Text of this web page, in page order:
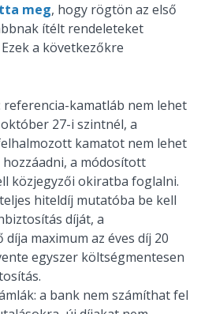
meg, hogy rögtön az első
ítélt rendeleteket
a következőkre
referencia-kamatláb nem lehet
27-i szintnél, a
kamatot nem lehet
a módosított
közjegyzői okiratba foglalni.
hiteldíj mutatóba be kell
díját, a
maximum az éves díj 20
egyszer költségmentesen
a bank nem számíthat fel